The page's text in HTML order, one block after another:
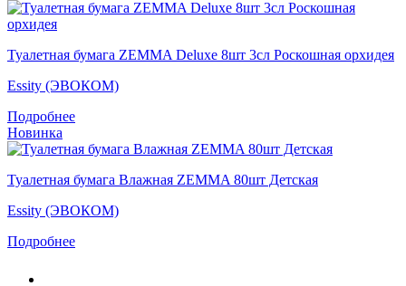
Туалетная бумага ZEMMA Deluxe 8шт 3сл Роскошная орхидея
Essity (ЭВОКОМ)
Подробнее
Новинка
Туалетная бумага Влажная ZEMMA 80шт Детская
Essity (ЭВОКОМ)
Подробнее